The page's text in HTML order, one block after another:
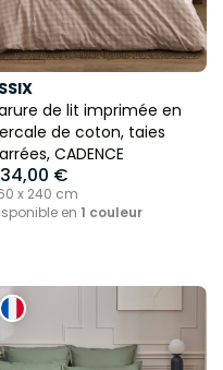
de lit imprimée en
de coton, taies
CADENCE
€
x 240 cm
en 1 couleur